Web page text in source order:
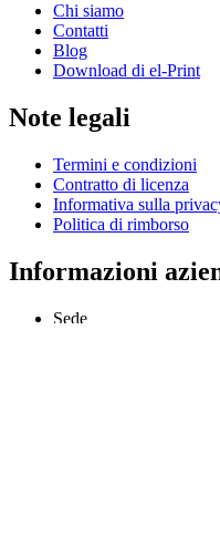
Chi siamo
Contatti
Blog
Download di el-Print
Note legali
Termini e condizioni
Contratto di licenza
Informativa sulla
Politica di rimborso
Informazioni
Sede